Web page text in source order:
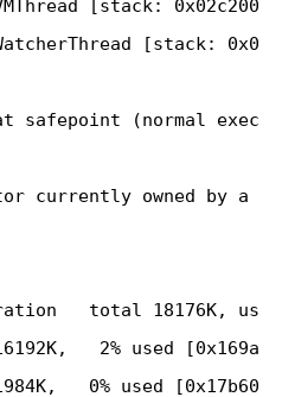
[stack:
[stack:
safepoint (normal
currently owned by a
total 18176K, used
2% used
0% used